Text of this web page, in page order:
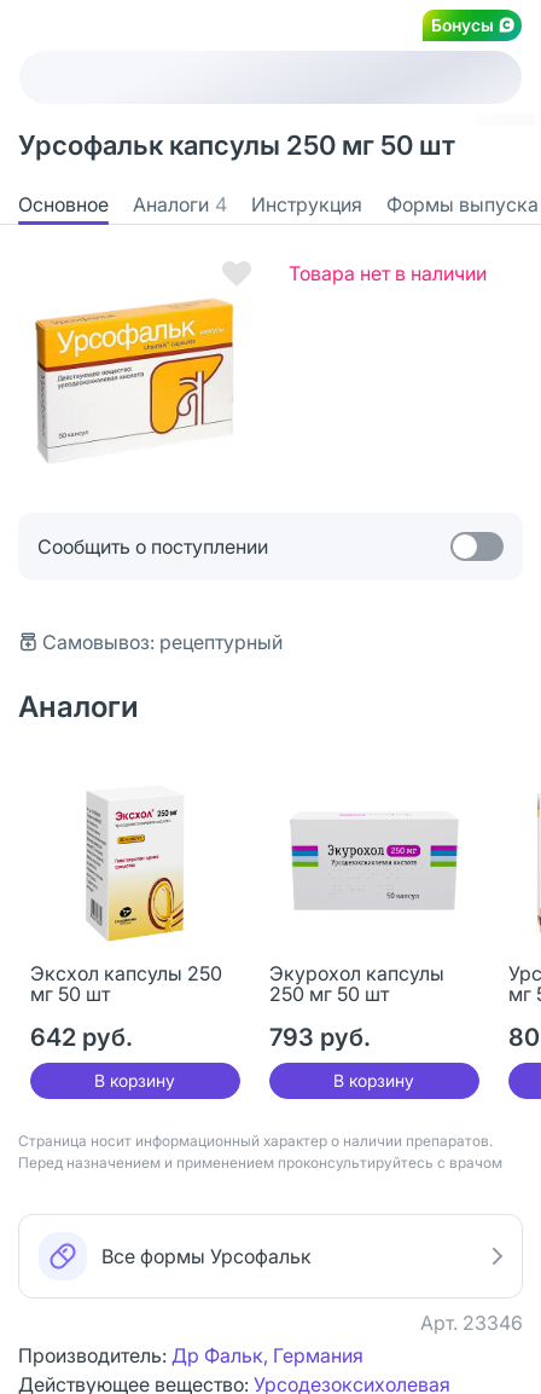
Бонусы
Урсофальк капсулы 250 мг 50 шт
Основное Аналоги 4 Инструкция Формы выпуска
Товара нет в наличии
Сообщить о поступлении
Самовывоз: рецептурный
Аналоги
Эксхол капсулы 250
мг 50 шт
642 руб.
В корзину
Экурохол капсулы
250 мг 50 шт
793 руб.
В корзину
мг
Страница носит информационный характер о наличии препаратов.
Перед назначением и применением проконсультируйтесь с врачом
Все формы Урсофальк
Арт. 23346
Производитель: Др Фальк, Германия
Действующее вещество: Урсодезоксихолевая